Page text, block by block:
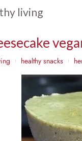
living
• healthy snacks •